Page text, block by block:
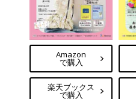
Amazon
で購入
楽天ブックス
で購入